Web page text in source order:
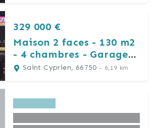
329 000 €
Maison 2 faces - 130 m2
- 4 chambres - Garage
piscine - Saint Cyprien
Saint Cyprien, 66750 - 6,19 km